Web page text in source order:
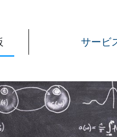
サービ